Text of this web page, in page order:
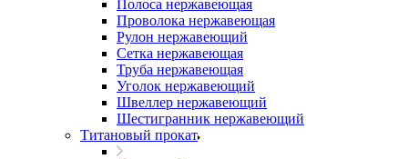
Полоса нержавеющая
Проволока нержавеющая
Рулон нержавеющий
Сетка нержавеющая
Труба нержавеющая
Уголок нержавеющий
Швеллер нержавеющий
Шестигранник нержавеющий
Титановый прокат